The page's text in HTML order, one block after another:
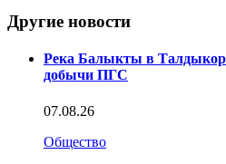
Другие новости
Река Балыкты в
добычи ПГС
07.08.26
Общество